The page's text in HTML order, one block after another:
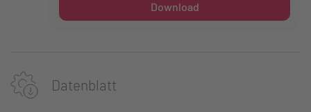
Download
Datenblatt